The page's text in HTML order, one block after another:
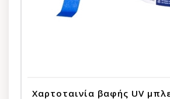
Χαρτοταινία βαφής UV